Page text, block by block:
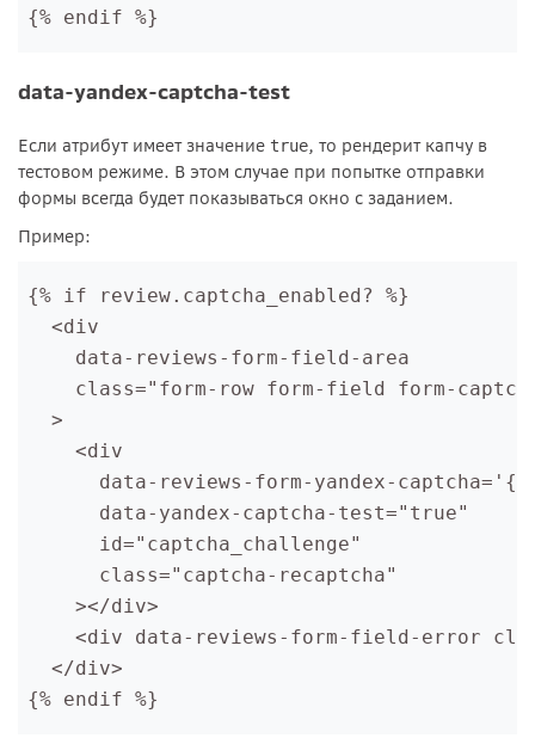
{% endif %}
data-yandex-captcha-test
Если атрибут имеет значение true, то рендерит капчу в
тестовом режиме. В этом случае при попытке отправки
формы всегда будет показываться окно с заданием.
Пример:
{% if review.captcha_enabled? %}
<div
data-reviews-form-field-area
class="form-row form-field form-
>
<div
data-reviews-form-yandex-
data-yandex-captcha-test="true"
id="captcha_challenge"
class="captcha-recaptcha"
></div>
<div data-reviews-form-field-error
</div>
{% endif %}